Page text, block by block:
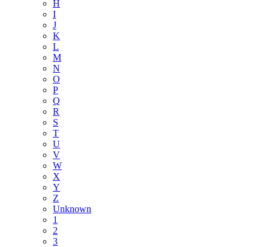
H
I
J
K
L
M
N
O
P
Q
R
S
T
U
V
W
X
Y
Z
Unknown
1
2
3